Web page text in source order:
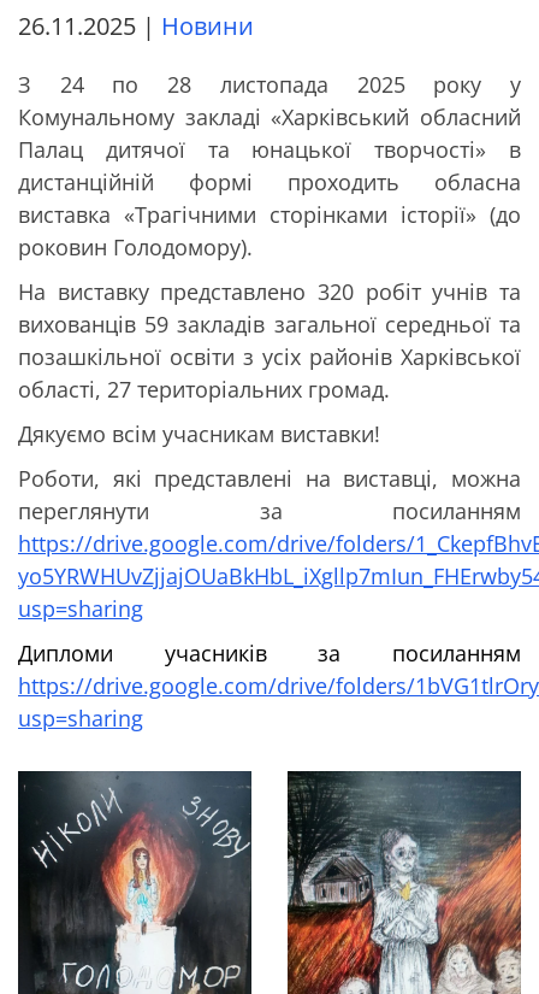
26.11.2025 | Новини
З 24 по 28 листопада 2025 року у
Комунальному закладі «Харківський обласний
Палац дитячої та юнацької творчості» в
дистанційній формі проходить обласна
виставка «Трагічними сторінками історії» (до
роковин Голодомору).
На виставку представлено 320 робіт учнів та
вихованців 59 закладів загальної середньої та
позашкільної освіти з усіх районів Харківської
області, 27 територіальних громад.
Дякуємо всім учасникам виставки!
Роботи, які представлені на виставці, можна
переглянути за посиланням
https://drive.google.com/drive/folders/
usp=sharing
Дипломи учасників за посиланням
https://drive.google.com/drive/folders/
usp=sharing